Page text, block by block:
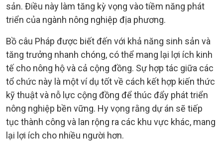
sản. Điều này làm tăng kỳ vọng vào tiềm năng phát
triển của ngành nông nghiệp địa phương.
Bồ câu Pháp được biết đến với khả năng sinh sản và
tăng trưởng nhanh chóng, có thể mang lại lợi ích kinh
tế cho nông hộ và cả cộng đồng. Sự hợp tác giữa các
tổ chức này là một ví dụ tốt về cách kết hợp kiến thức
kỹ thuật và nỗ lực cộng đồng để thúc đẩy phát triển
nông nghiệp bền vững. Hy vọng rằng dự án sẽ tiếp
tục thành công và lan rộng ra các khu vực khác, mang
lại lợi ích cho nhiều người hơn.